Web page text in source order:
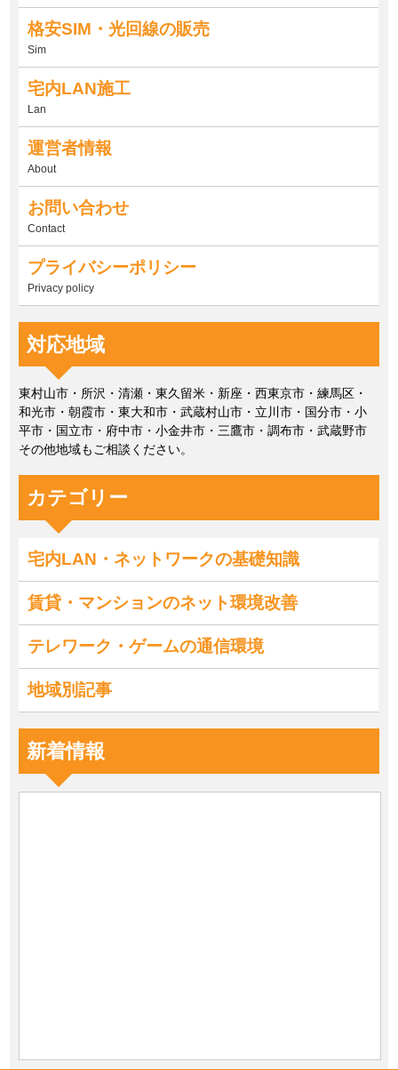
格安SIM・光回線の販売
Sim
宅内LAN施工
Lan
運営者情報
About
お問い合わせ
Contact
プライバシーポリシー
Privacy policy
対応地域
東村山市・所沢・清瀬・東久留米・新座・西東京市・練馬区・
和光市・朝霞市・東大和市・武蔵村山市・立川市・国分市・小
平市・国立市・府中市・小金井市・三鷹市・調布市・武蔵野市
その他地域もご相談ください。
カテゴリー
宅内LAN・ネットワークの基礎知識
賃貸・マンションのネット環境改善
テレワーク・ゲームの通信環境
地域別記事
新着情報